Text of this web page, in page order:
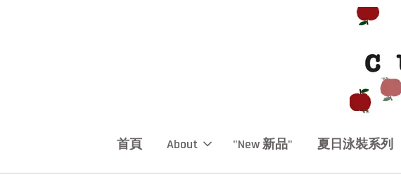
首頁 About "New 新品" 夏日泳裝系列